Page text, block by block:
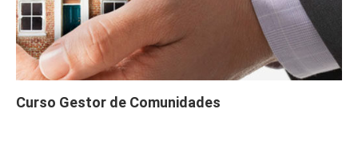
Curso Gestor de Comunidades